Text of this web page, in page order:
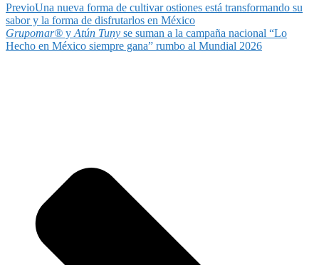
PrevioUna nueva forma de cultivar ostiones está transformando su
sabor y la forma de disfrutarlos en México
Grupomar® y Atún Tuny se suman a la campaña nacional “Lo
Hecho en México siempre gana” rumbo al Mundial 2026